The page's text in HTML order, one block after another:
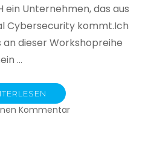
ein Unternehmen, das aus
Cybersecurity kommt.Ich
dieser Workshopreihe
…
Kommentarzu